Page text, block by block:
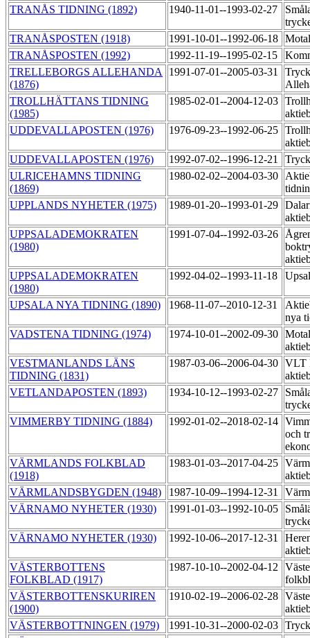
TRANÅS TIDNING (1892)
1940-11-01--1993-02-27
TRANÅSPOSTEN (1918)
1991-10-01--1992-06-18
TRANÅSPOSTEN (1992)
1992-11-19--1995-02-15
TRELLEBORGS ALLEHANDA
(1876)
1991-07-01--2005-03-31
TROLLHÄTTANS TIDNING
(1985)
1985-02-01--2004-12-03
UDDEVALLAPOSTEN (1976)
1976-09-23--1992-06-25
UDDEVALLAPOSTEN (1976)
1992-07-02--1996-12-21
ULRICEHAMNS TIDNING
(1869)
1980-02-02--2004-03-30
UPPLANDS NYHETER (1975)
1989-01-20--1993-01-29
UPPSALADEMOKRATEN
(1980)
1991-07-04--1992-03-26
UPPSALADEMOKRATEN
(1980)
1992-04-02--1993-11-18
UPSALA NYA TIDNING (1890) 1968-11-07--2010-12-31
nya
VADSTENA TIDNING (1974)
1974-10-01--2002-09-30
VESTMANLANDS LÄNS
TIDNING (1831)
1987-03-06--2006-04-30 VLT
VETLANDAPOSTEN (1893)
1934-10-12--1993-02-27
VIMMERBY TIDNING (1884)
1992-01-02--2018-02-14
och
VÄRMLANDS FOLKBLAD
(1918)
1983-01-03--2017-04-25
VÄRMLANDSBYGDEN (1948)
1987-10-09--1994-12-31
VÄRNAMO NYHETER (1930)
1991-01-03--1992-10-05
VÄRNAMO NYHETER (1930)
1992-10-06--2017-12-31
VÄSTERBOTTENS
FOLKBLAD (1917)
1987-10-10--2002-04-12
VÄSTERBOTTENSKURIREN
(1900)
1910-02-19--2006-02-28
VÄSTERBOTTNINGEN (1979)
1991-10-31--2000-02-03